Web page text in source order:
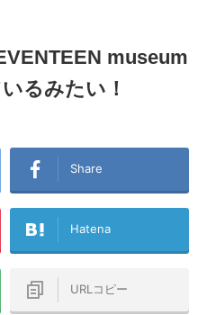
museum
るみたい！
Share
Hatena
URLコピー